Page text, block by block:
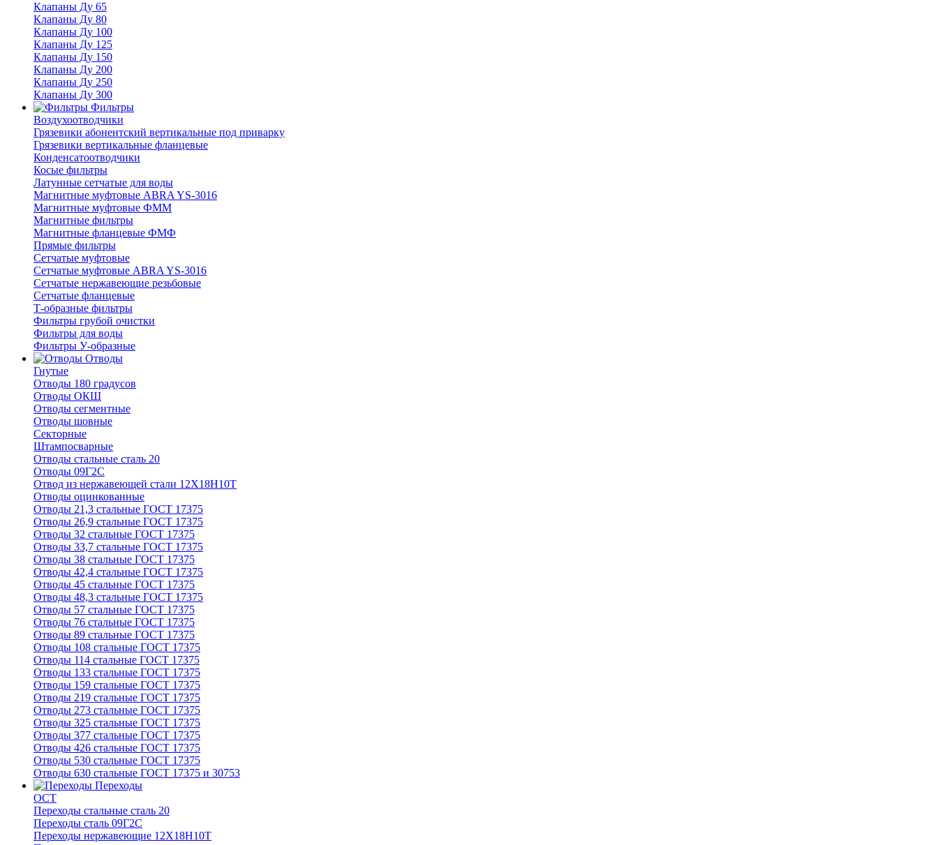
Клапаны Ду 65
Клапаны Ду 80
Клапаны Ду 100
Клапаны Ду 125
Клапаны Ду 150
Клапаны Ду 200
Клапаны Ду 250
Клапаны Ду 300
Фильтры
Воздухоотводчики
Грязевики абонентский вертикальные под приварку
Грязевики вертикальные фланцевые
Конденсатоотводчики
Косые фильтры
Латунные сетчатые для воды
Магнитные муфтовые ABRA YS-3016
Магнитные муфтовые ФММ
Магнитные фильтры
Магнитные фланцевые ФМФ
Прямые фильтры
Сетчатые муфтовые
Сетчатые муфтовые ABRA YS-3016
Сетчатые нержавеющие резьбовые
Сетчатые фланцевые
Т-образные фильтры
Фильтры грубой очистки
Фильтры для воды
Фильтры У-образные
Отводы
Гнутые
Отводы 180 градусов
Отводы ОКШ
Отводы сегментные
Отводы шовные
Секторные
Штампосварные
Отводы стальные сталь 20
Отводы 09Г2С
Отвод из нержавеющей стали 12Х18Н10Т
Отводы оцинкованные
Отводы 21,3 стальные ГОСТ 17375
Отводы 26,9 стальные ГОСТ 17375
Отводы 32 стальные ГОСТ 17375
Отводы 33,7 стальные ГОСТ 17375
Отводы 38 стальные ГОСТ 17375
Отводы 42,4 стальные ГОСТ 17375
Отводы 45 стальные ГОСТ 17375
Отводы 48,3 стальные ГОСТ 17375
Отводы 57 стальные ГОСТ 17375
Отводы 76 стальные ГОСТ 17375
Отводы 89 стальные ГОСТ 17375
Отводы 108 стальные ГОСТ 17375
Отводы 114 стальные ГОСТ 17375
Отводы 133 стальные ГОСТ 17375
Отводы 159 стальные ГОСТ 17375
Отводы 219 стальные ГОСТ 17375
Отводы 273 стальные ГОСТ 17375
Отводы 325 стальные ГОСТ 17375
Отводы 377 стальные ГОСТ 17375
Отводы 426 стальные ГОСТ 17375
Отводы 530 стальные ГОСТ 17375
Отводы 630 стальные ГОСТ 17375 и 30753
Переходы
ОСТ
Переходы стальные сталь 20
Переходы сталь 09Г2С
Переходы нержавеющие 12Х18Н10Т